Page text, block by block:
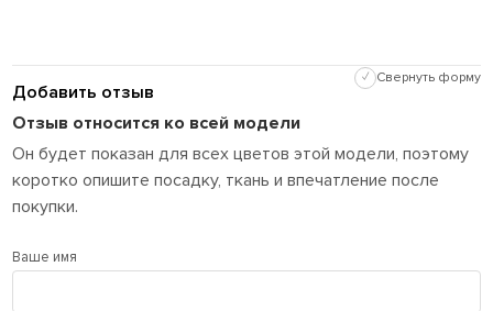
Добавить отзыв
✓ Свернуть форму
Отзыв относится ко всей модели
Он будет показан для всех цветов этой модели, поэтому
коротко опишите посадку, ткань и впечатление после
покупки.
Ваше имя